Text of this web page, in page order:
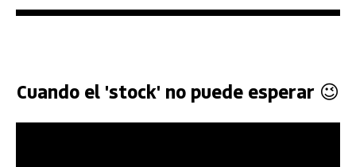
Cuando el 'stock' no puede esperar 😉